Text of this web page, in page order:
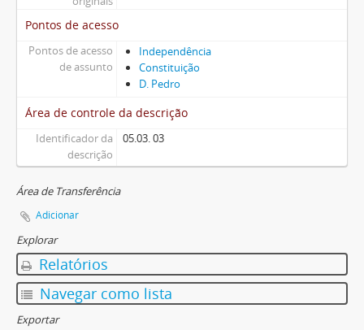
Pontos de acesso
Pontos de acesso
de assunto
Independência
Constituição
D. Pedro
Área de controle da descrição
Identificador da
descrição
05.03. 03
Área de Transferência
Adicionar
Explorar
Relatórios
Navegar como lista
Exportar